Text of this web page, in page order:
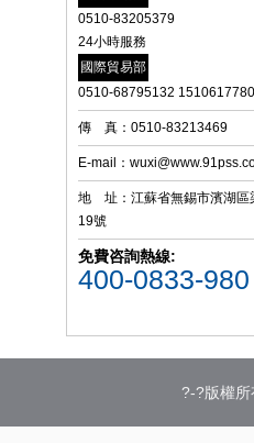
0510-83205379
24小時服務
國際貿易部
0510-68795132
傳 真：0510-83213469
E-mail：
地 址：江蘇省無錫市濱湖區
19號
免費咨詢熱線:
400-0833-980
?-?版權